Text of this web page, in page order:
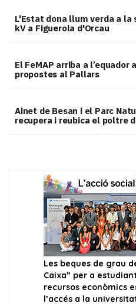
L'Estat dona llum verda a la
kV a Figuerola d'Orcau
El FeMAP arriba a l’equador
propostes al Pallars
Ainet de Besan i el Parc
recupera i reubica el poltre